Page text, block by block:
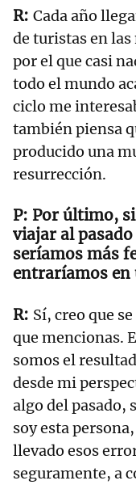
Cada año
de turistas en las
por el que casi
todo el mundo
ciclo me
también piensa
producido una
resurrección.
Por último,
viajar al
seríamos más
entraríamos en
Sí, creo que
que mencionas.
somos el
desde mi
algo del pasado,
soy esta
llevado esos
seguramente, a